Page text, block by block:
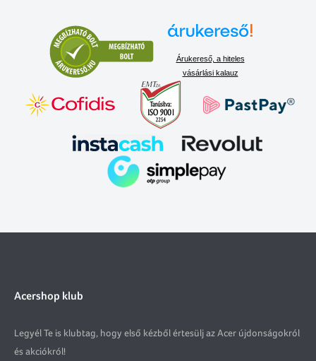
Árukereső, a hiteles
vásárlási kalauz
Acershop klub
Legyél Te is klubtag, hogy első kézből értesülj az Acer újdonságokról
és akciókról!